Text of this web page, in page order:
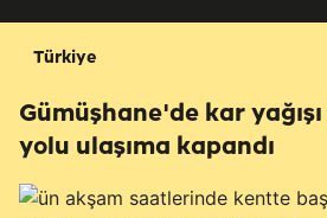
Türkiye
Gümüşhane'de kar yağışı
yolu ulaşıma kapandı